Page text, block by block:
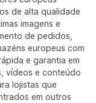
de alta qualidade
imagens e
de pedidos,
europeus com
e garantia em
vídeos e conteúdo
lojistas que
em outros